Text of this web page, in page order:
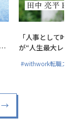
「人事として叶
が“人生最大レベ
#withwork転職ス
→